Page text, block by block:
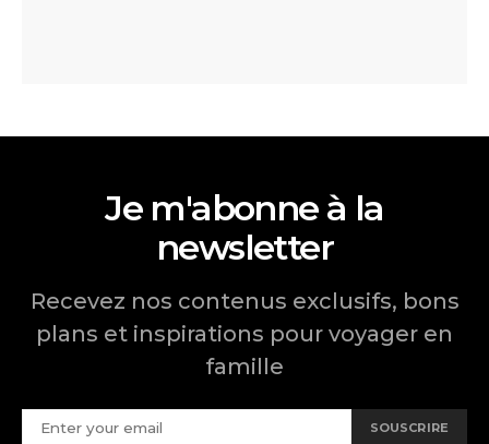
Je m'abonne à la
newsletter
Recevez nos contenus exclusifs, bons
plans et inspirations pour voyager en
famille
SOUSCRIRE